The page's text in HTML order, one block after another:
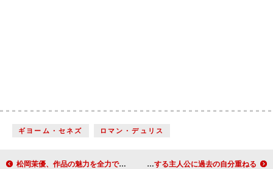
ギヨーム・セネズ ロマン・デュリス
松岡茉優、作品の魅力を全力でアピール 「泣けて泣けてどうしようもないシーンがあった」 尾野真千子「お金がないとみんな敵に見える」 転落する主人公に過去の自分重ねる